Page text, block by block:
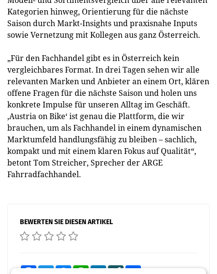
Kategorien hinweg, Orientierung für die nächste
Saison durch Markt-Insights und praxisnahe Inputs
sowie Vernetzung mit Kollegen aus ganz Österreich.
„Für den Fachhandel gibt es in Österreich kein
vergleichbares Format. In drei Tagen sehen wir alle
relevanten Marken und Anbieter an einem Ort, klären
offene Fragen für die nächste Saison und holen uns
konkrete Impulse für unseren Alltag im Geschäft.
,Austria on Bike‘ ist genau die Plattform, die wir
brauchen, um als Fachhandel in einem dynamischen
Marktumfeld handlungsfähig zu bleiben – sachlich,
kompakt und mit einem klaren Fokus auf Qualität“,
betont Tom Streicher, Sprecher der ARGE
Fahrradfachhandel.
BEWERTEN SIE DIESEN ARTIKEL
FacebookTwitterMessengerWhatsAppLinkedInXING Teilen